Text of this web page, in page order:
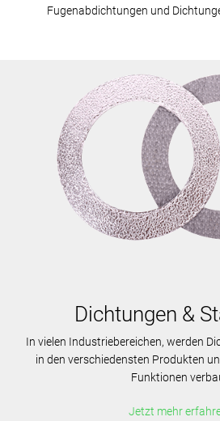
Fugenabdichtungen und
Dichtungen &
In vielen Industriebereichen, werden
in den verschiedensten Produkten
Funktionen
Jetzt mehr